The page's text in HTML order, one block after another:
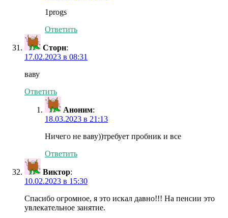
1progs
Ответить
Сторн:
17.02.2023 в 08:31
ваву
Ответить
Аноним:
18.03.2023 в 21:13
Ничего не ваву))требует пробник и все
Ответить
Виктор:
10.02.2023 в 15:30
Спасибо огромное, я это искал давно!!! На пенсии это
увлекательное занятие.